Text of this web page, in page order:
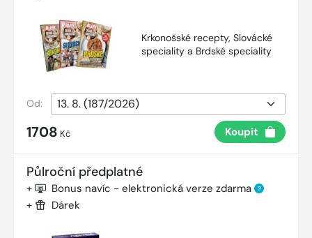
Krkonošské recepty, Slovácké
speciality a Brdské speciality
Od:
1708 Kč Koupit
Půlroční předplatné
+ Bonus navíc - elektronická verze zdarma ?
+ Dárek